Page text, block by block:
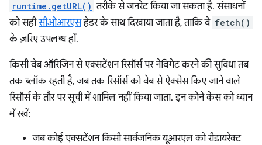
runtime.getURL() तरीके से जनरेट किया जा सकता है. संसाधनों
को सहीसीओआरएसहेडर के साथ दिखाया जाता है, ताकि वे fetch()
के ज़रिए उपलब्ध हों.
किसी वेब ऑरिजिन से एक्सटेंशन रिसॉर्स पर नेविगेट करने की सुविधा तब
तक ब्लॉक रहती है, जब तक रिसॉर्स को वेब से ऐक्सेस किए जाने वाले
रिसॉर्स के तौर पर सूची में शामिल नहीं किया जाता. इन कोने केस को ध्यान
में रखें:
जब कोई एक्सटेंशन किसी सार्वजनिक यूआरएल को रीडायरेक्ट